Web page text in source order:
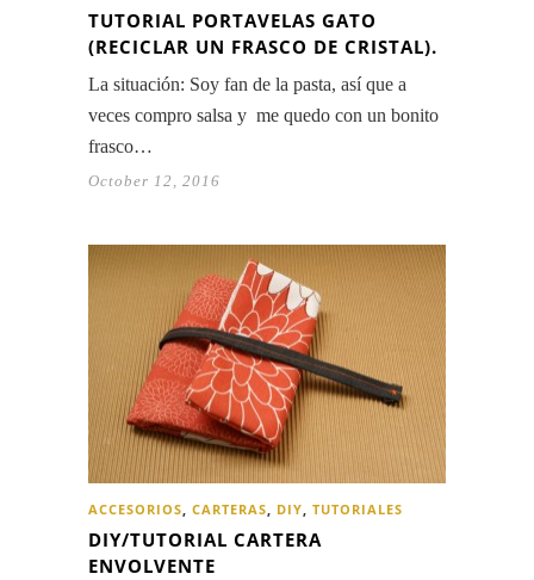
TUTORIAL PORTAVELAS GATO
(RECICLAR UN FRASCO DE CRISTAL).
La situación: Soy fan de la pasta, así que a
veces compro salsa y me quedo con un bonito
frasco…
October 12, 2016
ACCESORIOS, CARTERAS, DIY, TUTORIALES
DIY/TUTORIAL CARTERA
ENVOLVENTE